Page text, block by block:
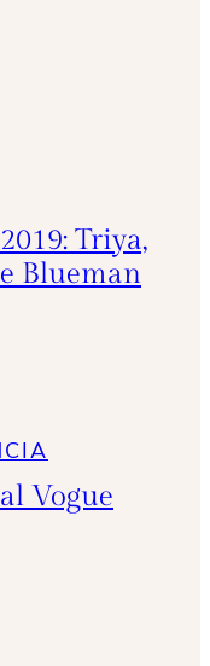
Triya,
Blueman
Vogue